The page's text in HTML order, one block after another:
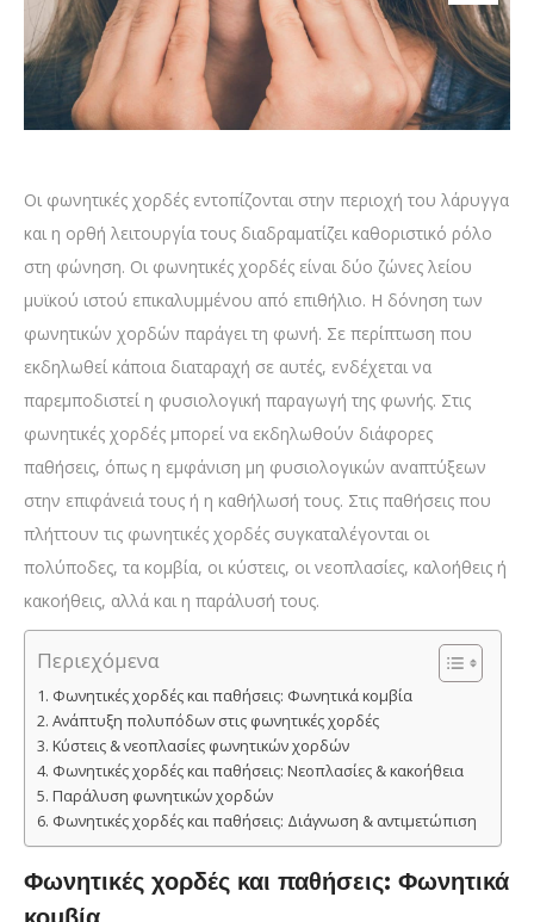
Οι φωνητικές χορδές εντοπίζονται στην περιοχή του λάρυγγα
και η ορθή λειτουργία τους διαδραματίζει καθοριστικό ρόλο
στη φώνηση. Οι φωνητικές χορδές είναι δύο ζώνες λείου
μυϊκού ιστού επικαλυμμένου από επιθήλιο. Η δόνηση των
φωνητικών χορδών παράγει τη φωνή. Σε περίπτωση που
εκδηλωθεί κάποια διαταραχή σε αυτές, ενδέχεται να
παρεμποδιστεί η φυσιολογική παραγωγή της φωνής. Στις
φωνητικές χορδές μπορεί να εκδηλωθούν διάφορες
παθήσεις, όπως η εμφάνιση μη φυσιολογικών αναπτύξεων
στην επιφάνειά τους ή η καθήλωσή τους. Στις παθήσεις που
πλήττουν τις φωνητικές χορδές συγκαταλέγονται οι
πολύποδες, τα κομβία, οι κύστεις, οι νεοπλασίες, καλοήθεις ή
κακοήθεις, αλλά και η παράλυσή τους.
Περιεχόμενα
Φωνητικές χορδές και παθήσεις: Φωνητικά κομβία
Ανάπτυξη πολυπόδων στις φωνητικές χορδές
Κύστεις & νεοπλασίες φωνητικών χορδών
Φωνητικές χορδές και παθήσεις: Νεοπλασίες & κακοήθεια
Παράλυση φωνητικών χορδών
Φωνητικές χορδές και παθήσεις: Διάγνωση & αντιμετώπιση
Φωνητικές χορδές και παθήσεις: Φωνητικά